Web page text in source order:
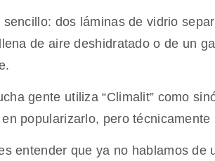
dos láminas de vidrio
de aire deshidratado o de un
gente utiliza “Climalit” como
popularizarlo, pero
entender que ya no hablamos